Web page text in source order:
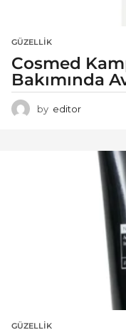
GÜZELLIK
Cosmed
Bakımında
by editor
GÜZELLIK